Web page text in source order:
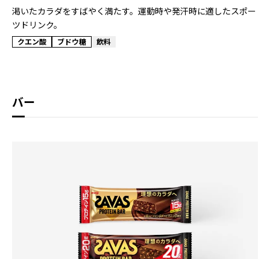
渇いたカラダをすばやく満たす。運動時や発汗時に適したスポー
ツドリンク。
クエン酸 ブドウ糖 飲料
バー